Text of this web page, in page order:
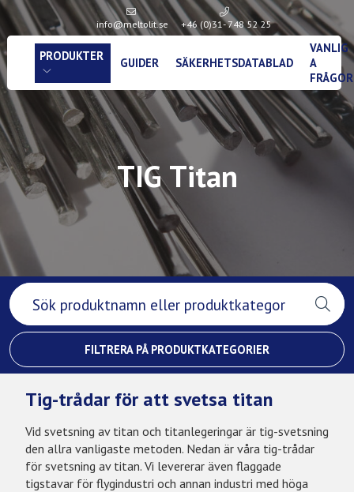
info@meltolit.se +46 (0)31- 748 52 25
PRODUKTER GUIDER SÄKERHETSDATABLAD
VANLIG
A
FRÅGOR
TIG Titan
FILTRERA PÅ PRODUKTKATEGORIER
Tig-trådar för att svetsa titan
Vid svetsning av titan och titanlegeringar är tig-svetsning
den allra vanligaste metoden. Nedan är våra tig-trådar
för svetsning av titan. Vi levererar även flaggade
tigstavar för flygindustri och annan industri med höga